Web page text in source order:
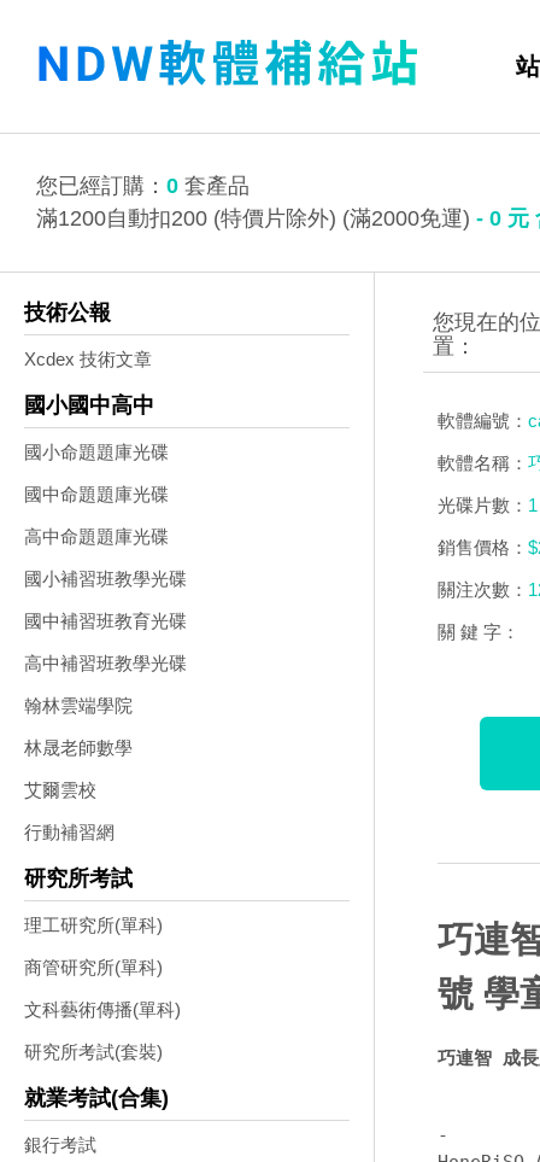
您已經訂購： 0 套產品
滿1200自動扣200 (特價片除外) (滿2000免運) - 0 元
技術公報
Xcdex 技術文章
國小國中高中
國小命題題庫光碟
國中命題題庫光碟
高中命題題庫光碟
國小補習班教學光碟
國中補習班教育光碟
高中補習班教學光碟
翰林雲端學院
林晟老師數學
艾爾雲校
行動補習網
研究所考試
理工研究所(單科)
商管研究所(單科)
文科藝術傳播(單科)
研究所考試(套裝)
就業考試(合集)
銀行考試
軟體編號：
軟體名稱：
光碟片數： 1
銷售價格：
關注次數：
關 鍵 字：
巧連
號 學
巧連智 成
-